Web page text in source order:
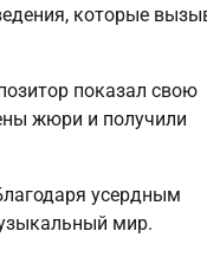
которые
показал свою
жюри и получили
усердным
мир.